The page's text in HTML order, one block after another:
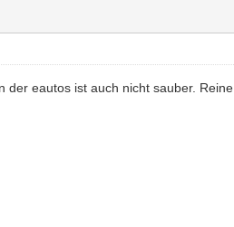
der eautos ist auch nicht sauber. Reine